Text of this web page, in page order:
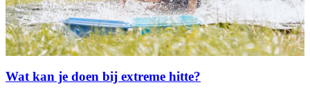
Wat kan je doen bij extreme hitte?